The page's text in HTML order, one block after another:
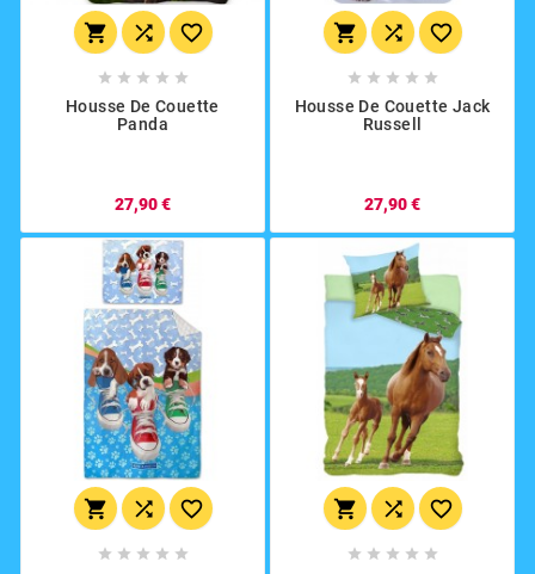
  
    
Housse De Couette
Panda
27,90 €
  
    
Housse De Couette Jack
Russell
27,90 €
  
    
  
    